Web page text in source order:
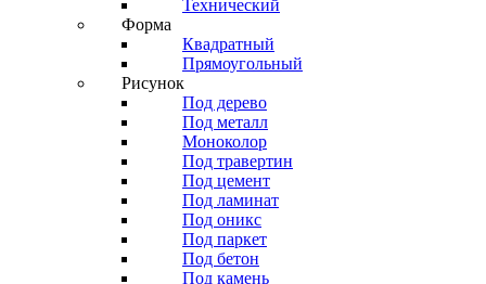
Технический
Форма
Квадратный
Прямоугольный
Рисунок
Под дерево
Под металл
Моноколор
Под травертин
Под цемент
Под ламинат
Под оникс
Под паркет
Под бетон
Под камень